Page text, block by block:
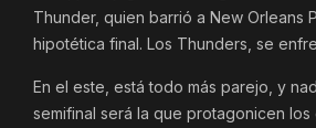
Thunder, quien barrió a New Orleans
hipotética final. Los Thunders, se
En el este, está todo más parejo, y
semifinal será la que protagonicen